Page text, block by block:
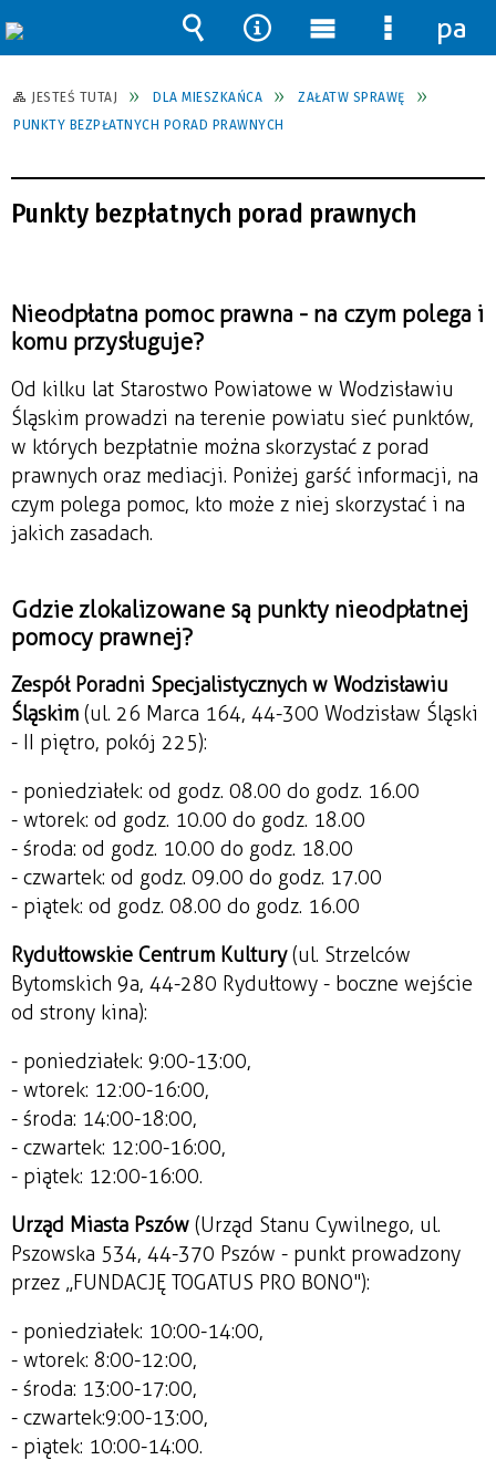
JESTEŚ TUTAJ DLA MIESZKAŃCA
ZAŁATW SPRAWĘ
PUNKTY BEZPŁATNYCH PORAD PRAWNYCH
Punkty bezpłatnych porad prawnych
Nieodpłatna pomoc prawna - na czym polega i
komu przysługuje?
Od kilku lat Starostwo Powiatowe w Wodzisławiu
Śląskim prowadzi na terenie powiatu sieć punktów,
w których bezpłatnie można skorzystać z porad
prawnych oraz mediacji. Poniżej garść informacji, na
czym polega pomoc, kto może z niej skorzystać i na
jakich zasadach.
Gdzie zlokalizowane są punkty nieodpłatnej
pomocy prawnej?
Zespół Poradni Specjalistycznych w Wodzisławiu
Śląskim (ul. 26 Marca 164, 44-300 Wodzisław Śląski
- II piętro, pokój 225):
- poniedziałek: od godz. 08.00 do godz. 16.00
- wtorek: od godz. 10.00 do godz. 18.00
- środa: od godz. 10.00 do godz. 18.00
- czwartek: od godz. 09.00 do godz. 17.00
- piątek: od godz. 08.00 do godz. 16.00
Rydułtowskie Centrum Kultury(ul. Strzelców
Bytomskich 9a, 44-280 Rydułtowy - boczne wejście
od strony kina):
- poniedziałek: 9:00-13:00,
- wtorek: 12:00-16:00,
- środa: 14:00-18:00,
- czwartek: 12:00-16:00,
- piątek: 12:00-16:00.
Urząd Miasta Pszów (Urząd Stanu Cywilnego, ul.
Pszowska 534, 44-370 Pszów - punkt prowadzony
przez „FUNDACJĘ TOGATUS PRO BONO"):
- poniedziałek: 10:00-14:00,
- wtorek: 8:00-12:00,
- środa: 13:00-17:00,
- czwartek:9:00-13:00,
- piątek: 10:00-14:00.
Wyszukiwarka
Narzędzia
Menu
główne
Menu